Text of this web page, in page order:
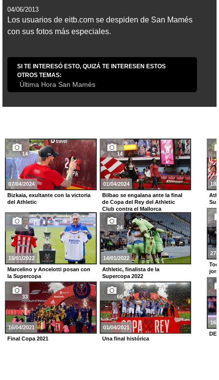
04/06/2013
Los usuarios de eitb.com se despiden de San Mamés
con sus fotos más especiales.
SI TE INTERESÓ ESTO, QUIZÁ TE INTERESEN ESTOS
OTROS TEMAS:
Última Hora San Mamés
14
07/04/2024
Bizkaia, exultante con la victoria
del Athletic
14
01/04/2024
Bilbao se engalana ante la final
de Copa del Rey del Athletic
Club contra el Mallorca
4
15/01/2022
Marcelino y Ancelotti posan con
la Supercopa
24
14/01/2022
Athletic, finalista de la
Supercopa 2022
33
16/04/2021
Final Copa 2021
60
01/04/2021
Una final histórica
18/
27/
16/